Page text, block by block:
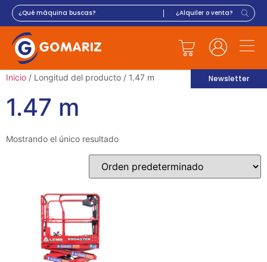
Newsletter
Inicio / Longitud del producto / 1.47 m
1.47 m
Mostrando el único resultado